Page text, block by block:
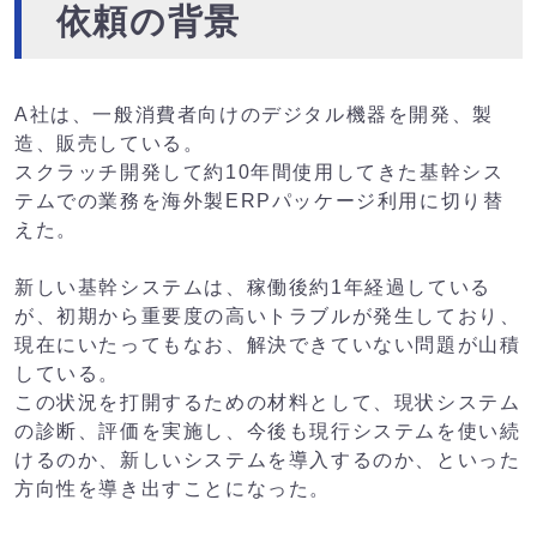
依頼の背景
A社は、一般消費者向けのデジタル機器を開発、製
造、販売している。
スクラッチ開発して約10年間使用してきた基幹シス
テムでの業務を海外製ERPパッケージ利用に切り替
えた。
新しい基幹システムは、稼働後約1年経過している
が、初期から重要度の高いトラブルが発生しており、
現在にいたってもなお、解決できていない問題が山積
している。
この状況を打開するための材料として、現状システム
の診断、評価を実施し、今後も現行システムを使い続
けるのか、新しいシステムを導入するのか、といった
方向性を導き出すことになった。